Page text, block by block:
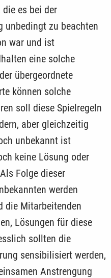
die es bei der
unbedingt zu beachten
war und ist
eine solche
übergeordnete
können solche
soll diese Spielregeln
aber gleichzeitig
unbekannt ist
keine Lösung oder
Folge dieser
werden
die Mitarbeitenden
Lösungen für diese
sollten die
sensibilisiert werden,
Anstrengung